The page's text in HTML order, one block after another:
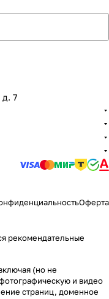
д. 7
Оферта
рекомендательные
(но не
и видео
страниц, доменное